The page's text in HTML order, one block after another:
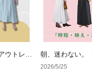
ウトレッ
朝、迷わない。
た、大人の褒め
2026/5/25